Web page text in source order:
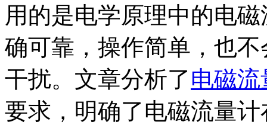
用的是电学原理中的电
确可靠，操作简单，也
干扰。文章分析了电磁流
要求，明确了电磁流量